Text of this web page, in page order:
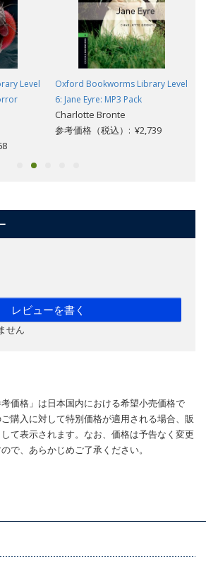
Level
Oxford Bookworms Library Level
6: Jane Eyre: MP3 Pack
Charlotte Bronte
参考価格（税込）: ¥2,739
レビューを書く
せん
価格」は日本国内における希望小売価格で
購入に対して特別価格が適用される場合、販
て表示されます。なお、価格は予告なく変更
で、あらかじめご了承ください。